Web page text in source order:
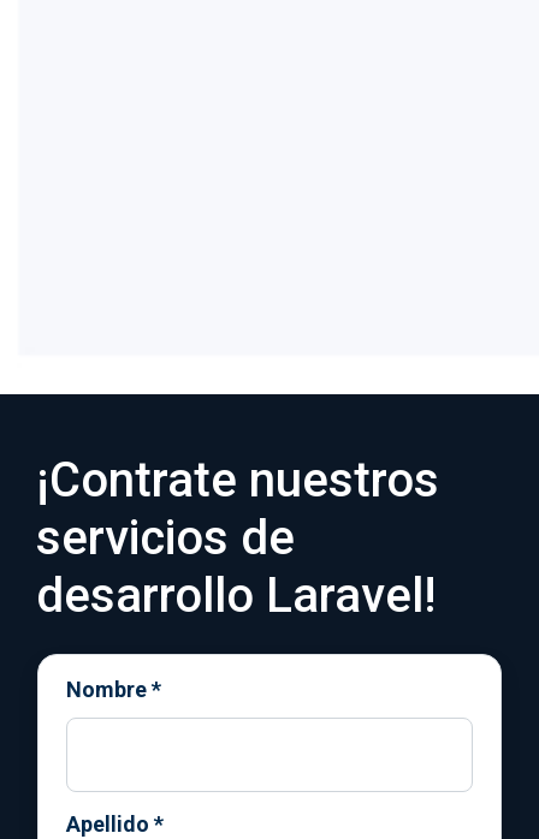
¡Contrate nuestros
servicios de
desarrollo Laravel!
Nombre*
Apellido *